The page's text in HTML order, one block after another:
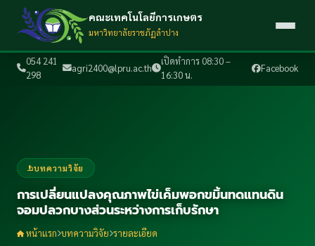
054 241
298
agri2400@lpru.ac.th
เปิดทำการ 08:30 –
16:30 น.
Facebook
คณะเทคโนโลยีการเกษตร
มหาวิทยาลัยราชภัฏลำปาง
บทความวิจัย
การเปลี่ยนแปลงคุณภาพไข่เค็มพอกขมิ้นทดแทนดิน
จอมปลวกบางส่วนระหว่างการเก็บรักษา
หน้าแรก บทความวิจัย รายละเอียด